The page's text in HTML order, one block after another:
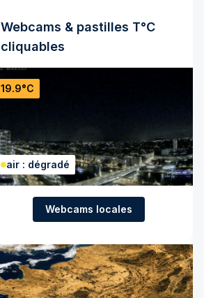
Webcams & pastilles T°C
cliquables
19.9°C
air : dégradé
Webcams locales